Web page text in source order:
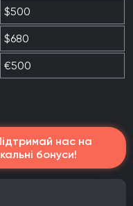
$500
$680
€500
нас на
бонуси!